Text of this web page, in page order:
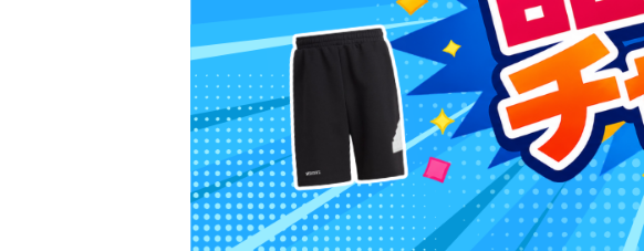
チケットを買う
チケット購入
チケット購入手順
チケット販売スケジュール
️スタジアムを知る
スタジアムアクセス
スタジアムマップ